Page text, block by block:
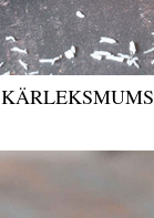
KÄRLEKSMUMS